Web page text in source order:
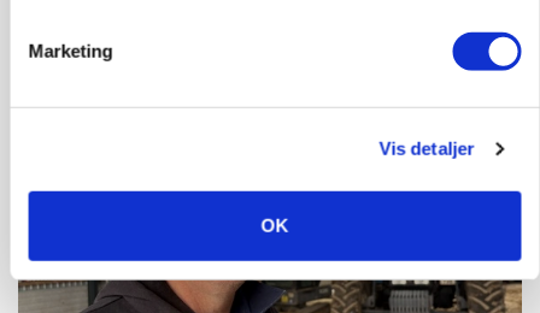
Marketing
Vis detaljer
OK